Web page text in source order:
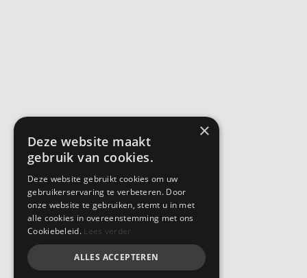
×
Deze website maakt
gebruik van cookies.
Deze website gebruikt cookies om uw
gebruikerservaring te verbeteren. Door
onze website te gebruiken, stemt u in met
alle cookies in overeenstemming met ons
Cookiebeleid. Lees verder
ALLES ACCEPTEREN